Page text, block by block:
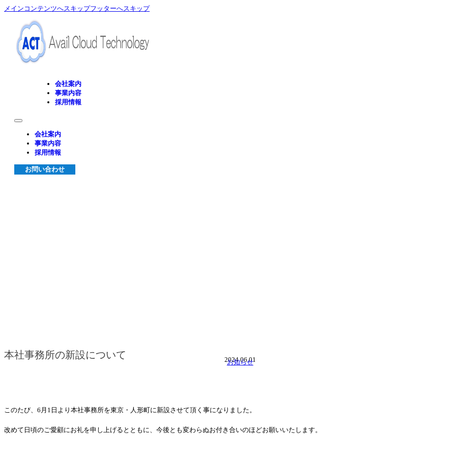
メインコンテンツへスキップフッターへスキップ
会社案内
事業内容
採用情報
会社案内
事業内容
採用情報
お問い合わせ
本社事務所の新設について 2024.06.01
お知らせ
このたび、6月1日より本社事務所を東京・人形町に新設させて頂く事になりました。
改めて日頃のご愛顧にお礼を申し上げるとともに、今後とも変わらぬお付き合いのほどお願いいたします。